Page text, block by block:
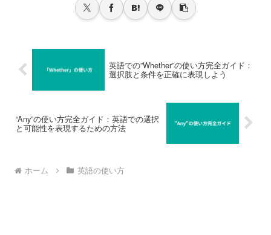
英語での”Whether”の使い方完全ガイド：
選択肢と条件を正確に表現しよう
“Any”の使い方完全ガイド：英語での選択
と可能性を表現するための方法
ホーム 英語の使い方